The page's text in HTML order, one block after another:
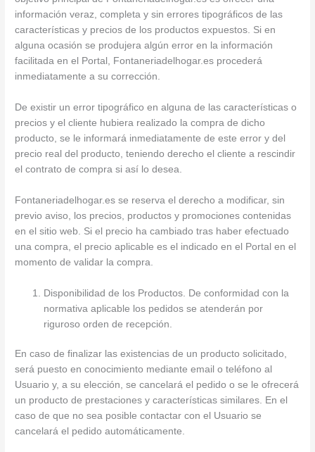
información veraz, completa y sin errores tipográficos de las
características y precios de los productos expuestos. Si en
alguna ocasión se produjera algún error en la información
facilitada en el Portal, Fontaneriadelhogar.es procederá
inmediatamente a su corrección.
De existir un error tipográfico en alguna de las características o
precios y el cliente hubiera realizado la compra de dicho
producto, se le informará inmediatamente de este error y del
precio real del producto, teniendo derecho el cliente a rescindir
el contrato de compra si así lo desea.
Fontaneriadelhogar.es se reserva el derecho a modificar, sin
previo aviso, los precios, productos y promociones contenidas
en el sitio web. Si el precio ha cambiado tras haber efectuado
una compra, el precio aplicable es el indicado en el Portal en el
momento de validar la compra.
Disponibilidad de los Productos. De conformidad con la
normativa aplicable los pedidos se atenderán por
riguroso orden de recepción.
En caso de finalizar las existencias de un producto solicitado,
será puesto en conocimiento mediante email o teléfono al
Usuario y, a su elección, se cancelará el pedido o se le ofrecerá
un producto de prestaciones y características similares. En el
caso de que no sea posible contactar con el Usuario se
cancelará el pedido automáticamente.